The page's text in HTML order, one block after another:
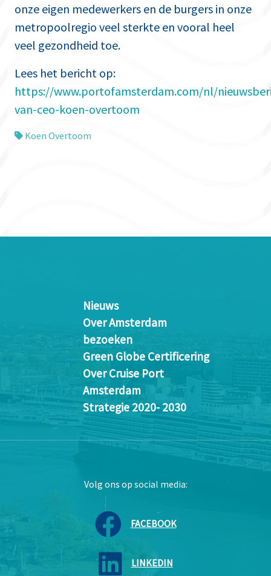
onze eigen medewerkers en de burgers in onze
metropoolregio veel sterkte en vooral heel
veel gezondheid toe.
Lees het bericht op:
https://www.portofamsterdam.com/nl/
van-ceo-koen-overtoom
Koen Overtoom
Nieuws
Over Amsterdam
bezoeken
Green Globe Certificering
Over Cruise Port
Amsterdam
Strategie 2020- 2030
Volg ons op social media:
FACEBOOK
LINKEDIN